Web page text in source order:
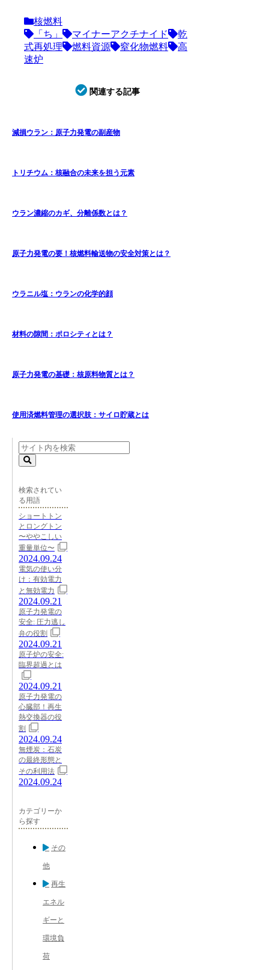
核燃料
「ち」
マイナーアクチナイド
乾
式再処理
燃料資源 窒化物燃料
高
速炉
関連する記事
減損ウラン：原子力発電の副産物
トリチウム：核融合の未来を担う元素
ウラン濃縮のカギ、分離係数とは？
原子力発電の要！核燃料輸送物の安全対策とは？
ウラニル塩：ウランの化学的顔
材料の隙間：ポロシティとは？
原子力発電の基礎：核原料物質とは？
使用済燃料管理の選択肢：サイロ貯蔵とは
検索されてい
る用語
ショートトン
とロングトン
〜ややこしい
重量単位〜
2024.09.24
電気の使い分
け：有効電力
と無効電力
2024.09.21
原子力発電の
安全: 圧力逃し
弁の役割
2024.09.21
原子炉の安全:
臨界超過とは
2024.09.21
原子力発電の
心臓部！再生
熱交換器の役
割
2024.09.24
無煙炭：石炭
の最終形態と
その利用法
2024.09.24
カテゴリーか
ら探す
その
他
再生
エネル
ギーと
環境負
荷